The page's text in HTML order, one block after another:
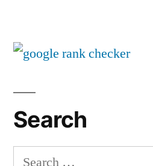
Flagship
Search
Search